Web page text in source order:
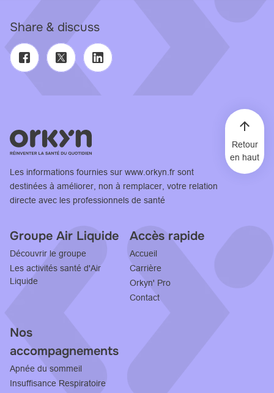
Share & discuss
Les informations fournies sur www.orkyn.fr sont
destinées à améliorer, non à remplacer, votre relation
directe avec les professionnels de santé
Groupe Air Liquide
Découvrir le groupe
Les activités santé d'Air
Liquide
Accès rapide
Accueil
Carrière
Orkyn' Pro
Contact
Nos
accompagnements
Apnée du sommeil
Insuffisance Respiratoire
Retour
en haut